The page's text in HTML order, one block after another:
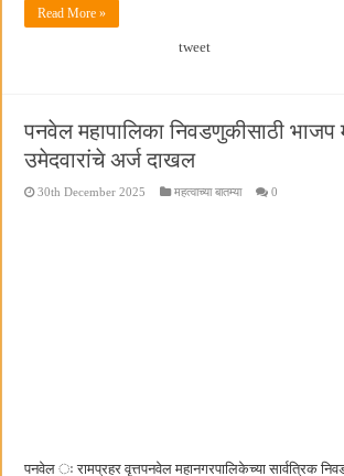
Read More »
tweet
पनवेल महापालिका निवडणुकीसाठी भाजप
उमेदवारांचे अर्ज दाखल
30th December 2025 महत्वाच्या बातम्या 0
पनवेल ः रामप्रहर वृत्तपनवेल महानगरपालिकेच्या सार्वत्रिक